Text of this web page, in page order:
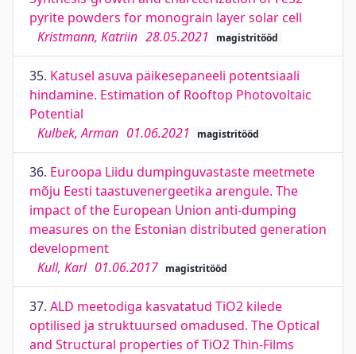
pyrite powders for monograin layer solar cell
Kristmann, Katriin 28.05.2021 magistritööd
35. Katusel asuva päikesepaneeli potentsiaali
hindamine. Estimation of Rooftop Photovoltaic
Potential
Kulbek, Arman 01.06.2021 magistritööd
36. Euroopa Liidu dumpinguvastaste meetmete
mõju Eesti taastuvenergeetika arengule. The
impact of the European Union anti-dumping
measures on the Estonian distributed generation
development
Kull, Karl 01.06.2017 magistritööd
37. ALD meetodiga kasvatatud TiO2 kilede
optilised ja struktuursed omadused. The Optical
and Structural properties of TiO2 Thin-Films